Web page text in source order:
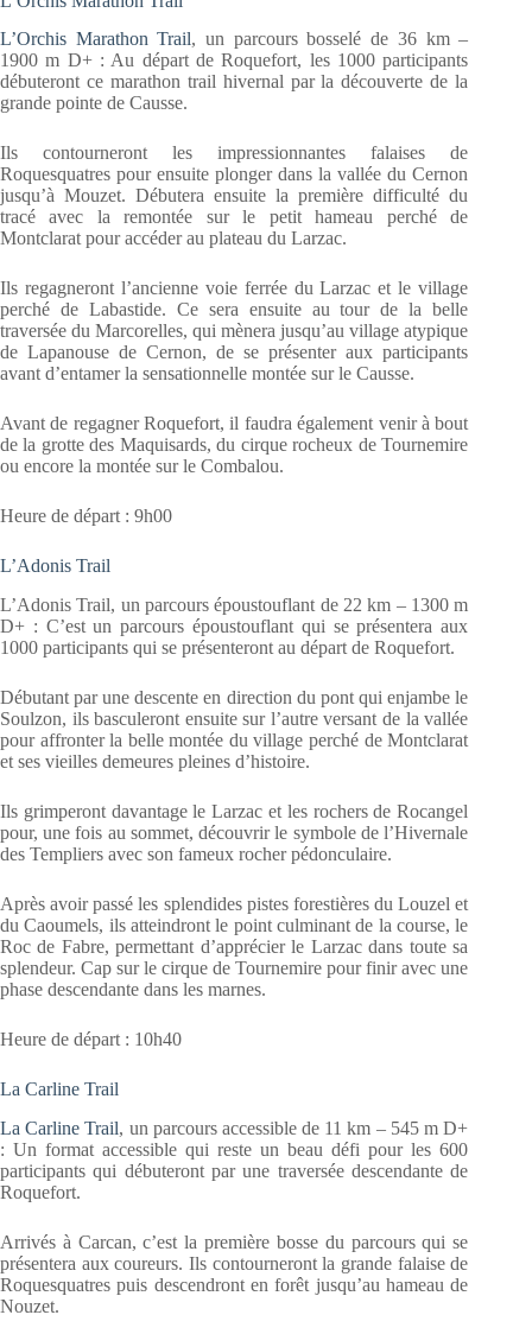
L’Orchis Marathon Trail, un parcours bosselé de 36 km –
1900 m D+ : Au départ de Roquefort, les 1000 participants
débuteront ce marathon trail hivernal par la découverte de la
grande pointe de Causse.
Ils contourneront les impressionnantes falaises de
Roquesquatres pour ensuite plonger dans la vallée du Cernon
jusqu’à Mouzet. Débutera ensuite la première difficulté du
tracé avec la remontée sur le petit hameau perché de
Montclarat pour accéder au plateau du Larzac.
Ils regagneront l’ancienne voie ferrée du Larzac et le village
perché de Labastide. Ce sera ensuite au tour de la belle
traversée du Marcorelles, qui mènera jusqu’au village atypique
de Lapanouse de Cernon, de se présenter aux participants
avant d’entamer la sensationnelle montée sur le Causse.
Avant de regagner Roquefort, il faudra également venir à bout
de la grotte des Maquisards, du cirque rocheux de Tournemire
ou encore la montée sur le Combalou.
Heure de départ : 9h00
L’Adonis Trail
L’Adonis Trail, un parcours époustouflant de 22 km – 1300 m
D+ : C’est un parcours époustouflant qui se présentera aux
1000 participants qui se présenteront au départ de Roquefort.
Débutant par une descente en direction du pont qui enjambe le
Soulzon, ils basculeront ensuite sur l’autre versant de la vallée
pour affronter la belle montée du village perché de Montclarat
et ses vieilles demeures pleines d’histoire.
Ils grimperont davantage le Larzac et les rochers de Rocangel
pour, une fois au sommet, découvrir le symbole de l’Hivernale
des Templiers avec son fameux rocher pédonculaire.
Après avoir passé les splendides pistes forestières du Louzel et
du Caoumels, ils atteindront le point culminant de la course, le
Roc de Fabre, permettant d’apprécier le Larzac dans toute sa
splendeur. Cap sur le cirque de Tournemire pour finir avec une
phase descendante dans les marnes.
Heure de départ : 10h40
La Carline Trail
La Carline Trail, un parcours accessible de 11 km – 545 m D+
: Un format accessible qui reste un beau défi pour les 600
participants qui débuteront par une traversée descendante de
Roquefort.
Arrivés à Carcan, c’est la première bosse du parcours qui se
présentera aux coureurs. Ils contourneront la grande falaise de
Roquesquatres puis descendront en forêt jusqu’au hameau de
Nouzet.